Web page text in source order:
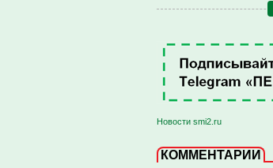
Новости smi2.ru
КОММЕНТАРИИ